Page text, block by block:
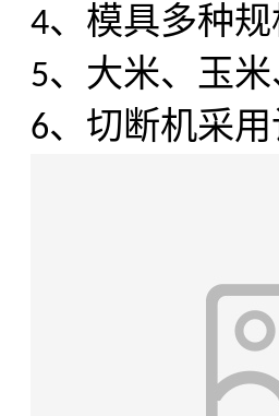
4、模具多种
5、大米、玉
6、切断机采